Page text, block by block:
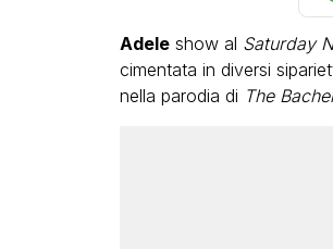
Adeleshow al Saturday
cimentata in diversi
nella parodia di The